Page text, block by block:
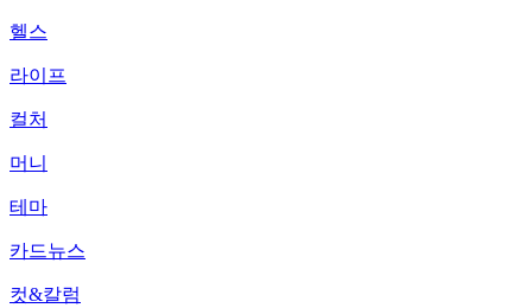
헬스
라이프
컬처
머니
테마
카드뉴스
컷&칼럼